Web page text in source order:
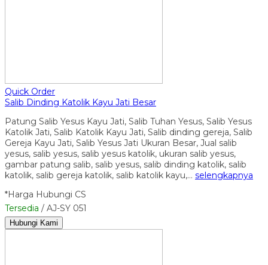
Quick Order
Salib Dinding Katolik Kayu Jati Besar
Patung Salib Yesus Kayu Jati, Salib Tuhan Yesus, Salib Yesus
Katolik Jati, Salib Katolik Kayu Jati, Salib dinding gereja, Salib
Gereja Kayu Jati, Salib Yesus Jati Ukuran Besar, Jual salib
yesus, salib yesus, salib yesus katolik, ukuran salib yesus,
gambar patung salib, salib yesus, salib dinding katolik, salib
katolik, salib gereja katolik, salib katolik kayu,… selengkapnya
*Harga Hubungi CS
Tersedia / AJ-SY 051
Hubungi Kami